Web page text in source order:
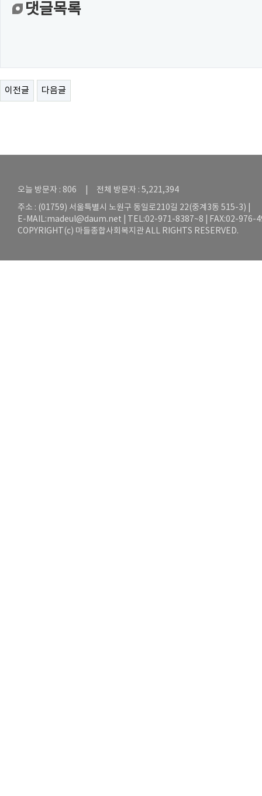
댓글목록
이전글 다음글
오늘 방문자 : 806 | 전체 방문자 : 5,221,394
주소 : (01759) 서울특별시 노원구 동일로210길 22(중계3동 515-3) |
E-MAIL:madeul@daum.net | TEL:02-971-8387~8 | FAX:02-976-
COPYRIGHT(c) 마들종합사회복지관 ALL RIGHTS RESERVED.